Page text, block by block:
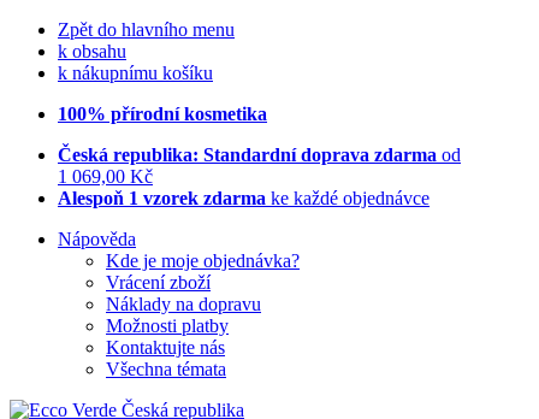
Zpět do hlavního menu
k obsahu
k nákupnímu košíku
100% přírodní kosmetika
Česká republika: Standardní doprava zdarma od
1 069,00 Kč
Alespoň 1 vzorek zdarma ke každé objednávce
Nápověda
Kde je moje objednávka?
Vrácení zboží
Náklady na dopravu
Možnosti platby
Kontaktujte nás
Všechna témata